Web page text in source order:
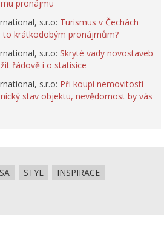
pronájmu
s.r.o: Turismus v Čechách
to krátkodobým pronájmům?
s.r.o: Skryté vady novostaveb
řádově i o statisíce
s.r.o: Při koupi nemovitosti
stav objektu, nevědomost by vás
STYL
INSPIRACE